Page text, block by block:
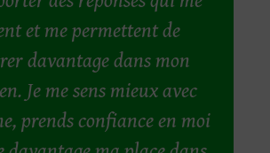
et me permettent de
davantage dans mon
Je me sens mieux avec
prends confiance en moi